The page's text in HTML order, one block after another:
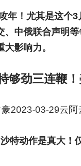
年！尤其是这个
中俄联合声明
影响力。
够劲三连鞭
2023-03-29云阿
特动作是真大！